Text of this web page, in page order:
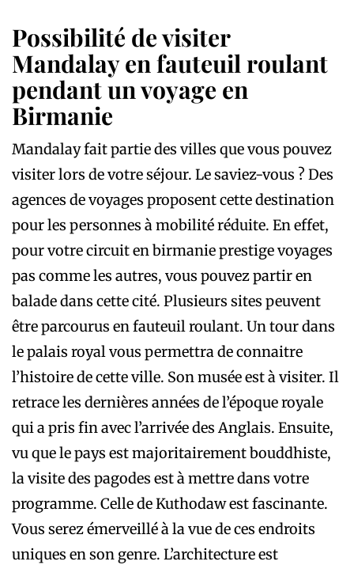
Possibilité de visiter
Mandalay en fauteuil roulant
pendant un voyage en
Birmanie
Mandalay fait partie des villes que vous pouvez
visiter lors de votre séjour. Le saviez-vous ? Des
agences de voyages proposent cette destination
pour les personnes à mobilité réduite. En effet,
pour votre circuit en birmanie prestige voyages
pas comme les autres, vous pouvez partir en
balade dans cette cité. Plusieurs sites peuvent
être parcourus en fauteuil roulant. Un tour dans
le palais royal vous permettra de connaitre
l’histoire de cette ville. Son musée est à visiter. Il
retrace les dernières années de l’époque royale
qui a pris fin avec l’arrivée des Anglais. Ensuite,
vu que le pays est majoritairement bouddhiste,
la visite des pagodes est à mettre dans votre
programme. Celle de Kuthodaw est fascinante.
Vous serez émerveillé à la vue de ces endroits
uniques en son genre. L’architecture est